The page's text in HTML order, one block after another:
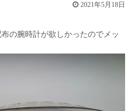
2021年5月18日
の腕時計が欲しかったのでメッ